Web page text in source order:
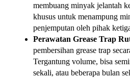
membuang minyak jelantah
khusus untuk menampung
penjemputan oleh pihak
Perawatan Grease Trap
pembersihan grease trap
Tergantung volume, bisa
sekali, atau beberapa bulan